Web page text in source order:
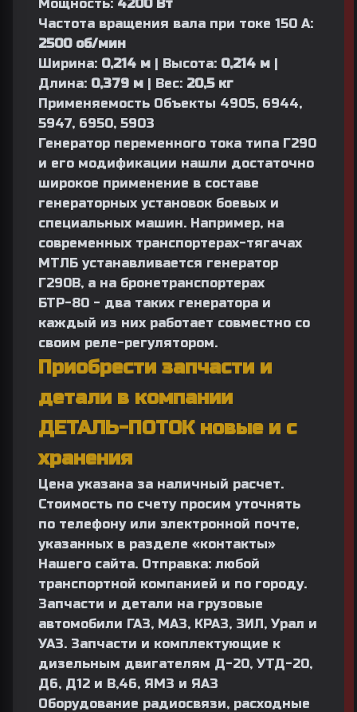
Мощность: 4200 Вт
Частота вращения вала при токе 150 А:
2500 об/мин
Ширина: 0,214 м | Высота: 0,214 м |
Длина: 0,379 м | Вес: 20,5 кг
Применяемость Объекты 4905, 6944,
5947, 6950, 5903
Генератор переменного тока типа Г290
и его модификации нашли достаточно
широкое применение в составе
генераторных установок боевых и
специальных машин. Например, на
современных транспортерах-тягачах
МТЛБ устанавливается генератор
Г290В, а на бронетранспортерах
БТР-80 - два таких генератора и
каждый из них работает совместно со
своим реле-регулятором.
Приобрести запчасти и
детали в компании
ДЕТАЛЬ-ПОТОК новые и с
хранения
Цена указана за наличный расчет.
Стоимость по счету просим уточнять
по телефону или электронной почте,
указанных в разделе «контакты»
Нашего сайта. Отправка: любой
транспортной компанией и по городу.
Запчасти и детали на грузовые
автомобили ГАЗ, МАЗ, КРАЗ, ЗИЛ, Урал и
УАЗ. Запчасти и комплектующие к
дизельным двигателям Д-20, УТД-20,
Д6, Д12 и В,46, ЯМЗ и ЯАЗ
Оборудование радиосвязи, расходные